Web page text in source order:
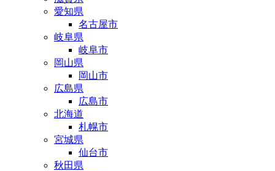
愛知県
名古屋市
岐阜県
岐阜市
岡山県
岡山市
広島県
広島市
北海道
札幌市
宮城県
仙台市
秋田県